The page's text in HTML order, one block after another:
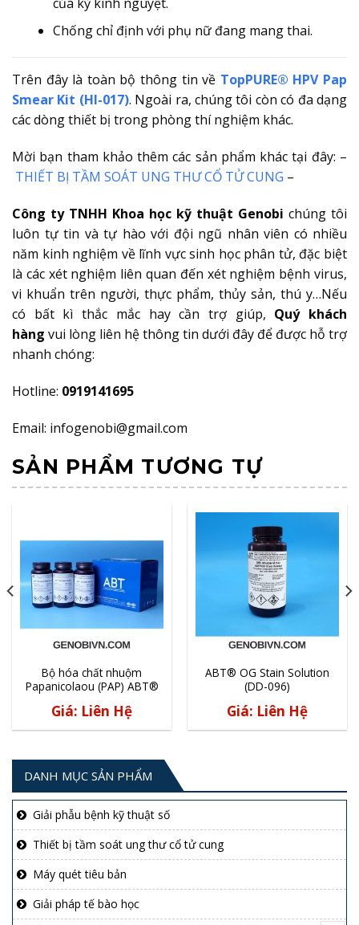
DANH MỤC SẢN PHẨM
Giải phẫu bệnh kỹ thuật số
Thiết bị tầm soát ung thư cổ tử cung
Máy quét tiêu bản
Giải pháp tế bào học
Chống chỉ định với phụ nữ đang mang thai.
Trên đây là toàn bộ thông tin về TopPURE® HPV Pap
Smear Kit (HI-017). Ngoài ra, chúng tôi còn có đa dạng
các dòng thiết bị trong phòng thí nghiệm khác.
Mời bạn tham khảo thêm các sản phẩm khác tại đây: –
THIẾT BỊ TẦM SOÁT UNG THƯ CỔ TỬ CUNG –
Công ty TNHH Khoa học kỹ thuật Genobi chúng tôi
luôn tự tin và tự hào với đội ngũ nhân viên có nhiều
năm kinh nghiệm về lĩnh vực sinh học phân tử, đặc biệt
là các xét nghiệm liên quan đến xét nghiệm bệnh virus,
vi khuẩn trên người, thực phẩm, thủy sản, thú y…Nếu
có bất kì thắc mắc hay cần trợ giúp, Quý khách
hàng vui lòng liên hệ thông tin dưới đây để được hỗ trợ
nhanh chóng:
Hotline: 0919141695
Email: infogenobi@gmail.com
SẢN PHẨM TƯƠNG TỰ
Bộ hóa chất nhuộm
Papanicolaou (PAP) ABT®
Giá: Liên Hệ
ABT® OG Stain Solution
(DD-096)
Giá: Liên Hệ